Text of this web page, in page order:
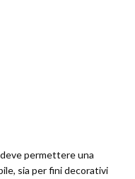
deve permettere una
sia per fini decorativi